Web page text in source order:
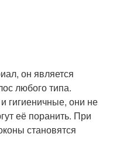
он является
любого типа.
гигиеничные, они не
её поранить. При
становятся